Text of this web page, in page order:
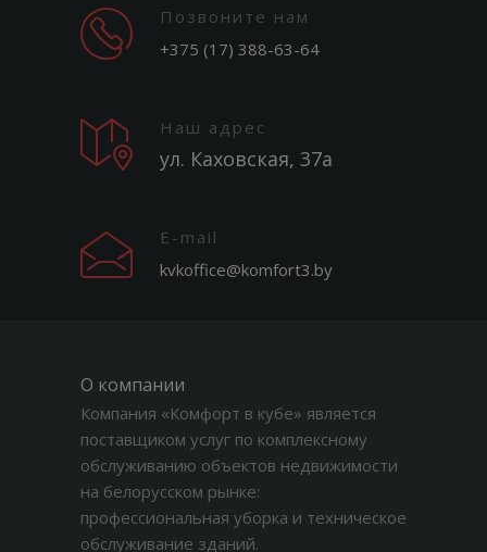
Позвоните нам
+375 (17) 388-63-64
Наш адрес
ул. Каховская, 37а
E-mail
kvkoffice@komfort3.by
О компании
Компания «Комфорт в кубе» является
поставщиком услуг по комплексному
обслуживанию объектов недвижимости
на белорусском рынке:
профессиональная уборка и техническое
обслуживание зданий.